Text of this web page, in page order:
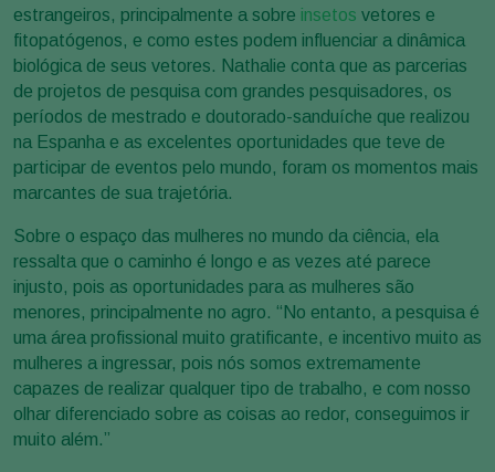
estrangeiros, principalmente a sobre insetos vetores e
fitopatógenos, e como estes podem influenciar a dinâmica
biológica de seus vetores. Nathalie conta que as parcerias
de projetos de pesquisa com grandes pesquisadores, os
períodos de mestrado e doutorado-sanduíche que realizou
na Espanha e as excelentes oportunidades que teve de
participar de eventos pelo mundo, foram os momentos mais
marcantes de sua trajetória.
Sobre o espaço das mulheres no mundo da ciência, ela
ressalta que o caminho é longo e as vezes até parece
injusto, pois as oportunidades para as mulheres são
menores, principalmente no agro. “No entanto, a pesquisa é
uma área profissional muito gratificante, e incentivo muito as
mulheres a ingressar, pois nós somos extremamente
capazes de realizar qualquer tipo de trabalho, e com nosso
olhar diferenciado sobre as coisas ao redor, conseguimos ir
muito além.”